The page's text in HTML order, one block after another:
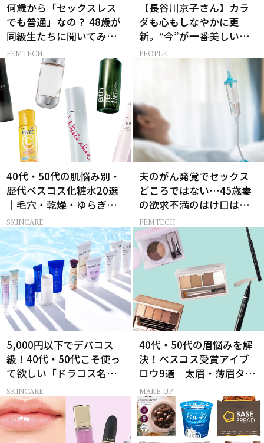
何歳から「セックスレス
でも普通」なの？ 48歳が
同級生たちに聞いてみた
ら…
FEMTECH
【長谷川京子さん】カラ
ダも心もしなやかに更
新。“今”が一番美しい
［特別画像集］
PEOPLE
40代・50代の肌悩み別・
歴代ベスコス化粧水20選
｜毛穴・乾燥・ゆらぎな
ど
SKINCARE
夫のがん発覚でセックス
どころではない…45歳妻
の欲求不満のはけ口は
【セックスレス AND THE
CITY -女たちの告白-】
FEMTECH
5,000円以下でデパコス
級！40代・50代こそ使っ
て欲しい「ドラコス名品
UV」12選
SKINCARE
40代・50代の眉悩みを解
決！ベスコス受賞アイブ
ロウ9選｜太眉・薄眉タイ
プ別の描き方
MAKE UP